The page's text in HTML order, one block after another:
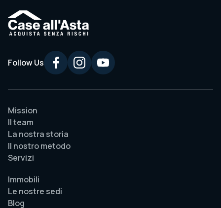
Follow Us
Mission
Il team
La nostra storia
Il nostro metodo
Servizi
Immobili
Le nostre sedi
Blog